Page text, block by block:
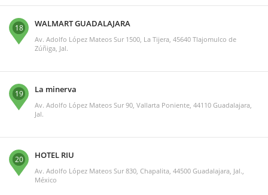
18 WALMART GUADALAJARA
Av. Adolfo López Mateos Sur 1500, La Tijera, 45640 Tlajomulco de
Zúñiga, Jal.
19 La minerva
Av. Adolfo López Mateos Sur 90, Vallarta Poniente, 44110 Guadalajara,
Jal.
20 HOTEL RIU
Av. Adolfo López Mateos Sur 830, Chapalita, 44500 Guadalajara, Jal.,
México